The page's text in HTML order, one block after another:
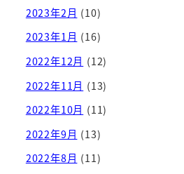
2023年2月 (10)
2023年1月 (16)
2022年12月 (12)
2022年11月 (13)
2022年10月 (11)
2022年9月 (13)
2022年8月 (11)